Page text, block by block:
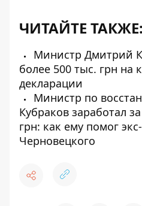
ЧИТАЙТЕ ТАКЖЕ:
Министр Дмитрий
более 500 тыс. грн на
декларации
Министр по
Кубраков заработал
грн: как ему помог
Черновецкого